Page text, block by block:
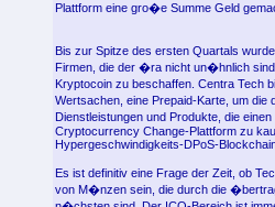
Plattform eine gro�e Summe Geld
Bis zur Spitze des ersten Quartals
Firmen, die der �ra nicht un�hnlich
Kryptocoin zu beschaffen. Centra Tech
Wertsachen, eine Prepaid-Karte, um
Dienstleistungen und Produkte, die
Cryptocurrency Change-Plattform zu
Hypergeschwindigkeits-DPoS-
Es ist definitiv eine Frage der Zeit, ob
von M�nzen sein, die durch die